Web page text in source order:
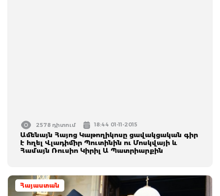
2578 դիտում 18:44 01-11-2015
Ամենայն Հայոց Կաթողիկոսը ցավակցական գիր
է հղել Վլադիմիր Պուտինին ու Մոսկվայի և
Համայն Ռուսիո Կիրիլ Ա Պատրիարքին
Հայաստան